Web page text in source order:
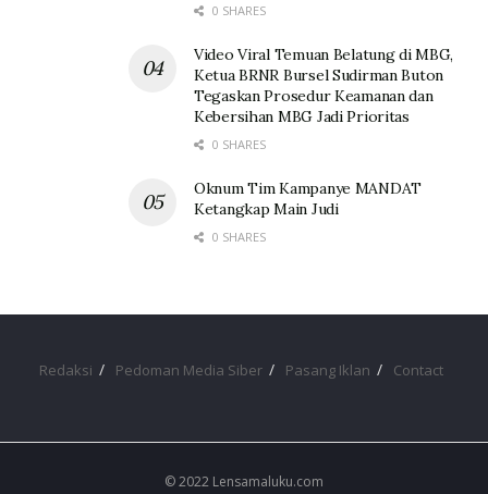
0 SHARES
Video Viral Temuan Belatung di MBG,
Ketua BRNR Bursel Sudirman Buton
Tegaskan Prosedur Keamanan dan
Kebersihan MBG Jadi Prioritas
0 SHARES
Oknum Tim Kampanye MANDAT
Ketangkap Main Judi
0 SHARES
Redaksi Pedoman Media Siber Pasang Iklan Contact
© 2022 Lensamaluku.com